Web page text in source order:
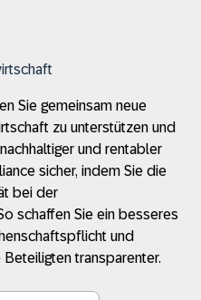
Sie gemeinsam neue
zu unterstützen und
und rentabler
sicher, indem Sie die
bei der
schaffen Sie ein besseres
und
transparenter.